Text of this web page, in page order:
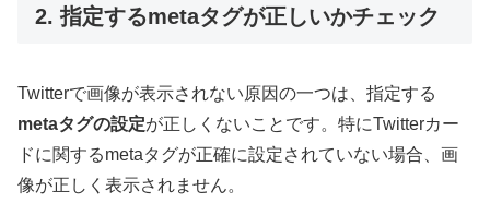
2. 指定するmetaタグが正しいかチェック
Twitterで画像が表示されない原因の一つは、指定する
metaタグの設定が正しくないことです。特にTwitterカー
ドに関するmetaタグが正確に設定されていない場合、画
像が正しく表示されません。